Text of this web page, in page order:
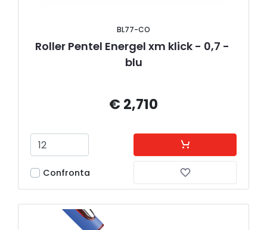
BL77-CO
Roller Pentel Energel xm klick - 0,7 -
blu
€ 2,710
Confronta